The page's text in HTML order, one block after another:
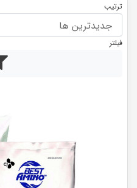
ترتیب
فیلتر